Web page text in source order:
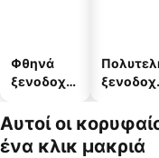
Φθηνά
ξενοδοχεί
Αυτοί οι
ένα κλικ μακριά